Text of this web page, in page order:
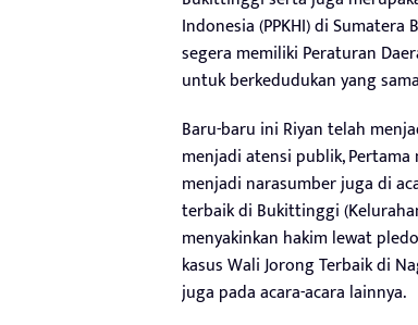
Indonesia (PPKHI) di
segera memiliki Peraturan
untuk berkedudukan yang
Baru-baru ini Riyan telah
menjadi atensi publik,
menjadi narasumber juga di
terbaik di Bukittinggi
menyakinkan hakim lewat
kasus Wali Jorong Terbaik di
juga pada acara-acara lainnya.